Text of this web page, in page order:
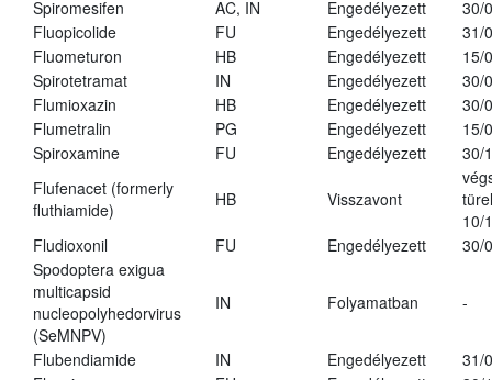
Spiromesifen
AC, IN Engedélyezett
30/
Fluopicolide
FU Engedélyezett
31/
Fluometuron
HB Engedélyezett
15/
Spirotetramat
IN Engedélyezett
30/
Flumioxazin
HB Engedélyezett
30/
Flumetralin
PG Engedélyezett
15/
Spiroxamine
FU Engedélyezett
30/
Flufenacet (formerly
fluthiamide)
HB Visszavont
10/
Fludioxonil
FU Engedélyezett
30/
Spodoptera exigua
multicapsid
nucleopolyhedorvirus
(SeMNPV)
IN Folyamatban -
Flubendiamide IN Engedélyezett
31/